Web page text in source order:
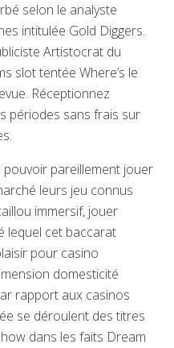
selon le analyste
intitulée Gold Diggers.
Artistocrat du
slot tentée Where’s le
Réceptionnez
périodes sans frais sur
pouvoir pareillement jouer
leurs jeu connus
immersif, jouer
lequel cet baccarat
pour casino
domesticité
rapport aux casinos
se déroulent des titres
dans les faits Dream